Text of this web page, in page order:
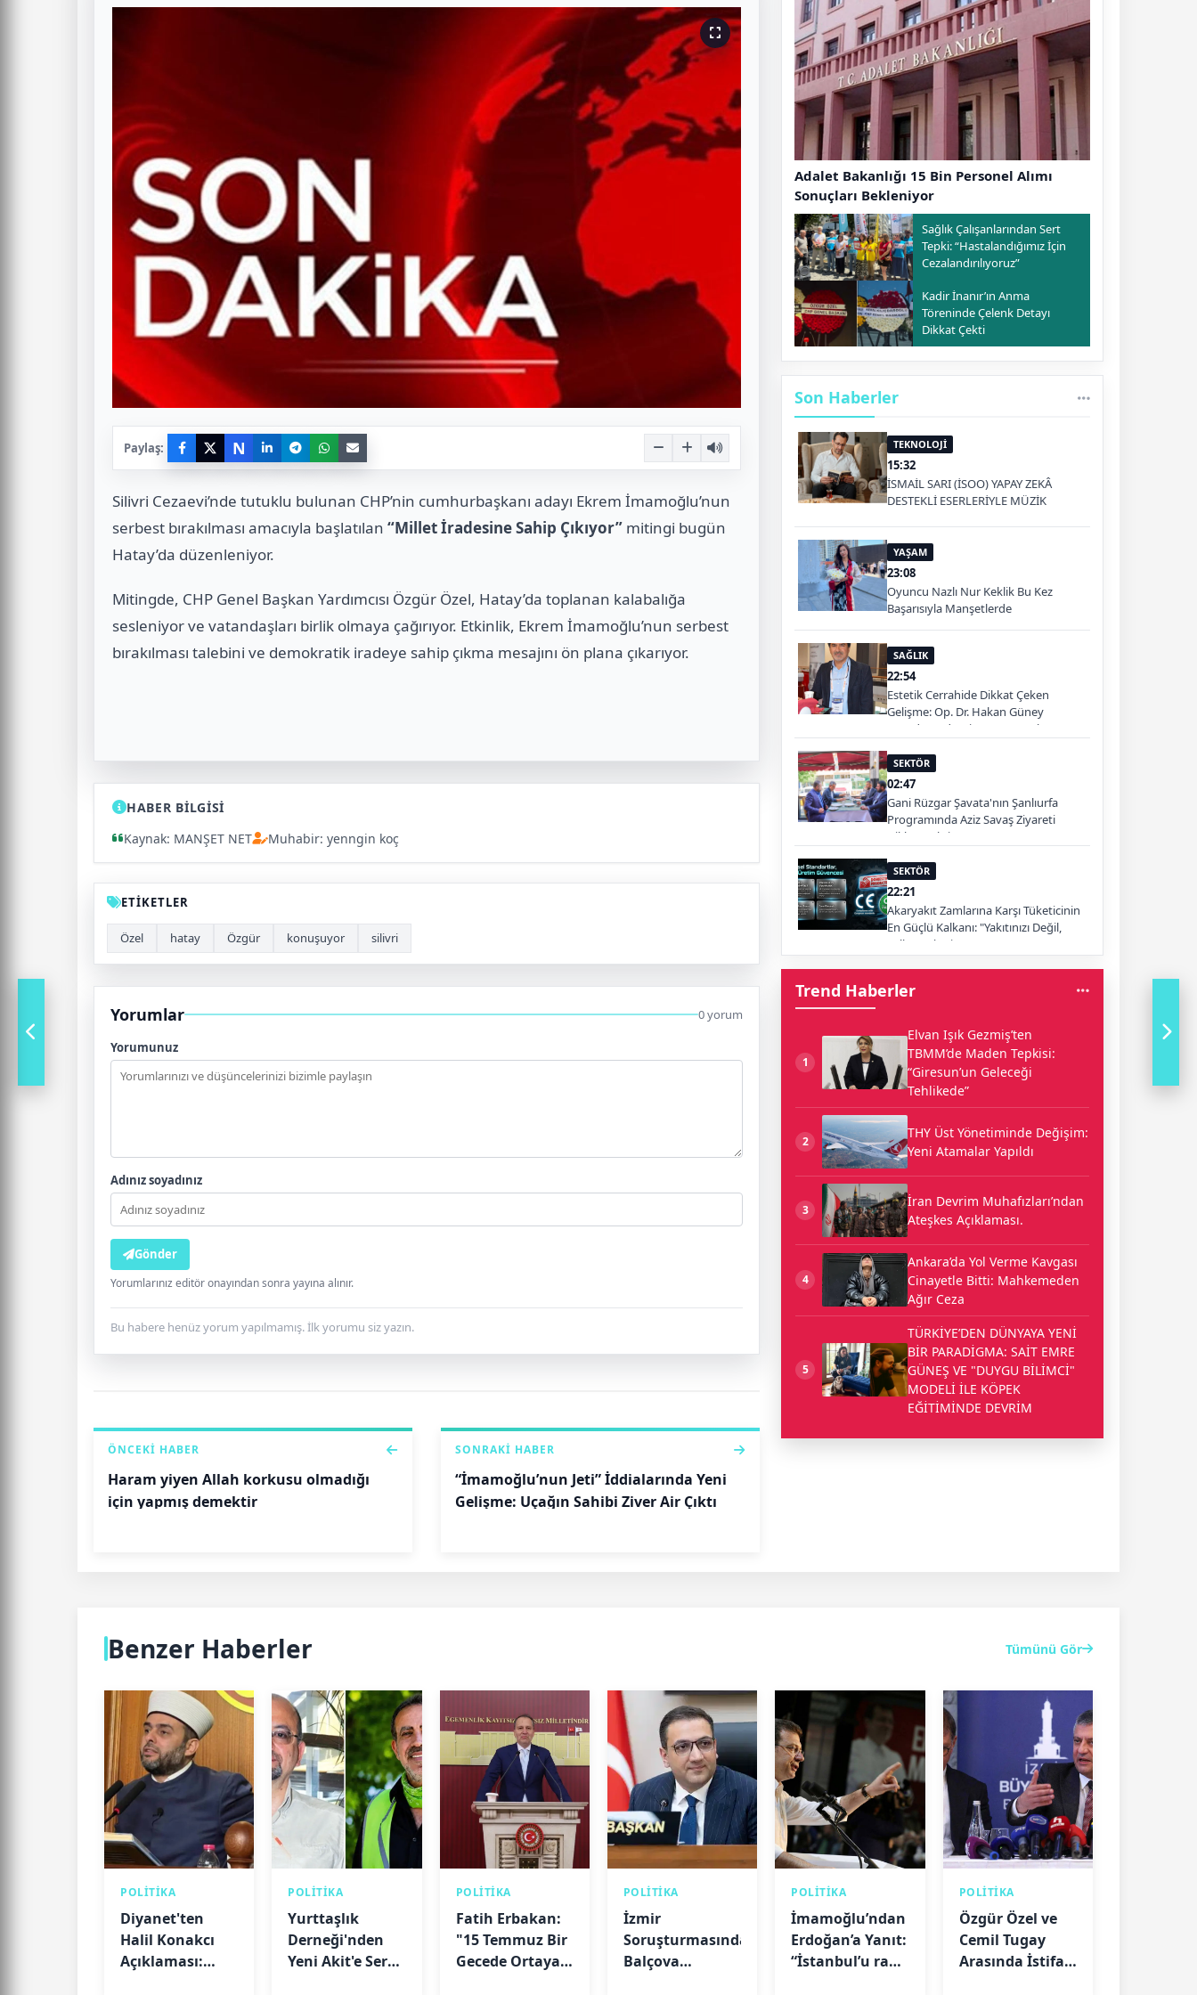
Paylaş: N
Silivri Cezaevi’nde tutuklu bulunan CHP’nin cumhurbaşkanı adayı Ekrem İmamoğlu’nun
serbest bırakılması amacıyla başlatılan “Millet İradesine Sahip Çıkıyor” mitingi bugün
Hatay’da düzenleniyor.
Mitingde, CHP Genel Başkan Yardımcısı Özgür Özel, Hatay’da toplanan kalabalığa
sesleniyor ve vatandaşları birlik olmaya çağırıyor. Etkinlik, Ekrem İmamoğlu’nun serbest
bırakılması talebini ve demokratik iradeye sahip çıkma mesajını ön plana çıkarıyor.
HABER BİLGİSİ
Kaynak: MANŞET NET
Muhabir: yenngin koç
ETİKETLER
Özel hatay Özgür konuşuyor silivri
Yorumlar 0 yorum
Yorumunuz
Adınız soyadınız
Gönder
Yorumlarınız editör onayından sonra yayına alınır.
Bu habere henüz yorum yapılmamış. İlk yorumu siz yazın.
ÖNCEKI HABER
Haram yiyen Allah korkusu olmadığı
için yapmış demektir
SONRAKI HABER
“İmamoğlu’nun Jeti” İddialarında Yeni
Gelişme: Uçağın Sahibi Ziver Air Çıktı
Adalet Bakanlığı 15 Bin Personel Alımı
Sonuçları Bekleniyor
Sağlık Çalışanlarından Sert
Tepki: “Hastalandığımız İçin
Cezalandırılıyoruz”
Kadir İnanır’ın Anma
Töreninde Çelenk Detayı
Dikkat Çekti
Son Haberler
TEKNOLOJİ
15:32
İSMAİL SARI (İSOO) YAPAY ZEKÂ
DESTEKLİ ESERLERİYLE MÜZİK
YAŞAM
23:08
Oyuncu Nazlı Nur Keklik Bu Kez
Başarısıyla Manşetlerde
SAĞLIK
22:54
Estetik Cerrahide Dikkat Çeken
Gelişme: Op. Dr. Hakan Güney
Kuşadası'nda Hizmet Verecek
SEKTÖR
02:47
Gani Rüzgar Şavata'nın Şanlıurfa
Programında Aziz Savaş Ziyareti
Dikkat Çekti
SEKTÖR
22:21
Akaryakıt Zamlarına Karşı Tüketicinin
En Güçlü Kalkanı: "Yakıtınızı Değil,
Yolları Tüketin"
Trend Haberler
1
Elvan Işık Gezmiş’ten
TBMM’de Maden Tepkisi:
“Giresun’un Geleceği
Tehlikede”
2
THY Üst Yönetiminde Değişim:
Yeni Atamalar Yapıldı
3
İran Devrim Muhafızları’ndan
Ateşkes Açıklaması.
4
Ankara’da Yol Verme Kavgası
Cinayetle Bitti: Mahkemeden
Ağır Ceza
5
TÜRKİYE’DEN DÜNYAYA YENİ
BİR PARADİGMA: SAİT EMRE
GÜNEŞ VE "DUYGU BİLİMCİ"
MODELİ İLE KÖPEK
EĞİTİMİNDE DEVRİM
Benzer Haberler Tümünü Gör
POLİTİKA
Diyanet'ten
Halil Konakcı
Açıklaması:
POLİTİKA
Yurttaşlık
Derneği'nden
Yeni Akit'e Sert
POLİTİKA
Fatih Erbakan:
"15 Temmuz Bir
Gecede Ortaya
POLİTİKA
İzmir
Soruşturmasında
Balçova
POLİTİKA
İmamoğlu’ndan
Erdoğan’a Yanıt:
“İstanbul’u rant
POLİTİKA
Özgür Özel ve
Cemil Tugay
Arasında İstifa